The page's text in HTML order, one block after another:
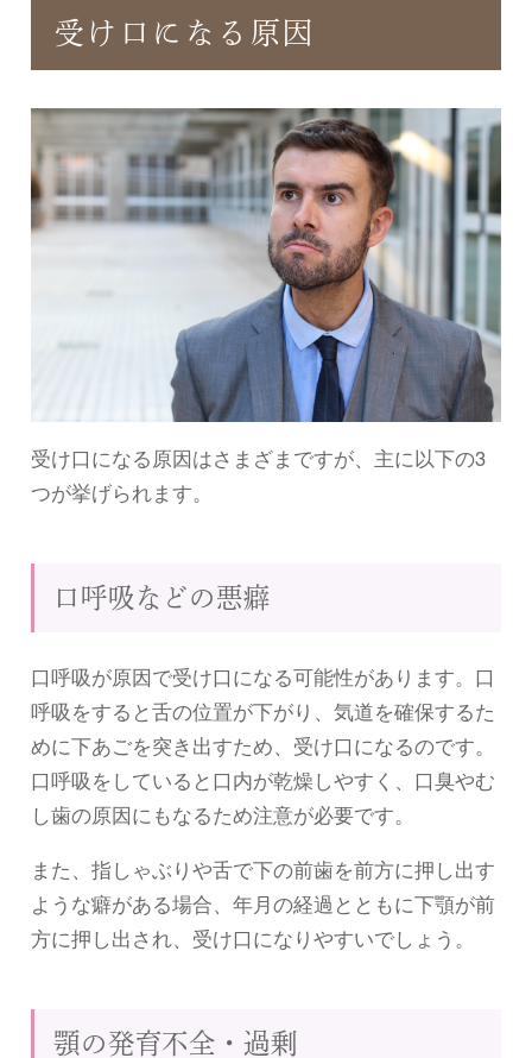
受け口になる原因
受け口になる原因はさまざまですが、主に以下の3
つが挙げられます。
口呼吸などの悪癖
口呼吸が原因で受け口になる可能性があります。口
呼吸をすると舌の位置が下がり、気道を確保するた
めに下あごを突き出すため、受け口になるのです。
口呼吸をしていると口内が乾燥しやすく、口臭やむ
し歯の原因にもなるため注意が必要です。
また、指しゃぶりや舌で下の前歯を前方に押し出す
ような癖がある場合、年月の経過とともに下顎が前
方に押し出され、受け口になりやすいでしょう。
顎の発育不全・過剰